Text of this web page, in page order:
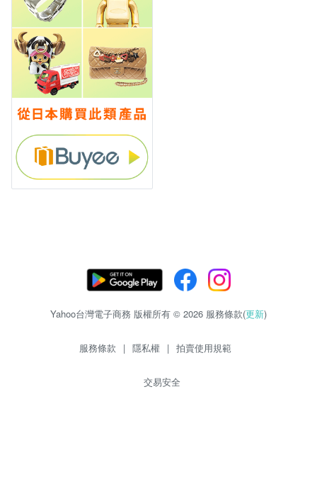
Yahoo台灣電子商務 版權所有 © 2026 服務條款(更新)
服務條款 | 隱私權 | 拍賣使用規範
交易安全